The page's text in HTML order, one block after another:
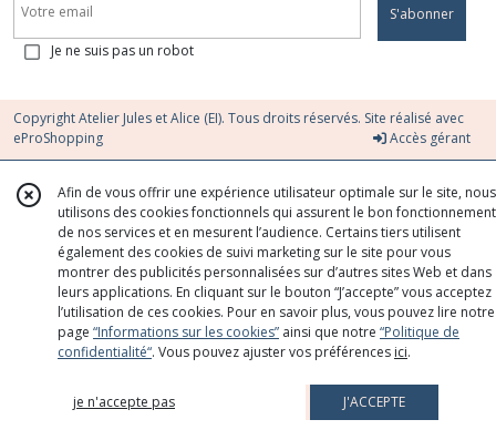
S'abonner
Je ne suis pas un robot
Copyright Atelier Jules et Alice (EI). Tous droits réservés. Site réalisé avec
eProShopping
Accès gérant
Afin de vous offrir une expérience utilisateur optimale sur le site, nous
utilisons des cookies fonctionnels qui assurent le bon fonctionnement
de nos services et en mesurent l’audience. Certains tiers utilisent
également des cookies de suivi marketing sur le site pour vous
montrer des publicités personnalisées sur d’autres sites Web et dans
leurs applications. En cliquant sur le bouton “J’accepte” vous acceptez
l’utilisation de ces cookies. Pour en savoir plus, vous pouvez lire notre
page “Informations sur les cookies” ainsi que notre “Politique de
confidentialité“. Vous pouvez ajuster vos préférences ici.
je n'accepte pas J'ACCEPTE